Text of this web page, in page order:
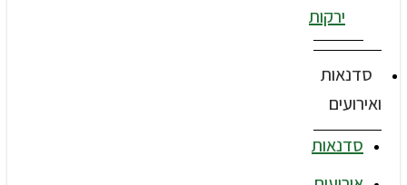
ירקות
סדנאות
ואירועים
סדנאות